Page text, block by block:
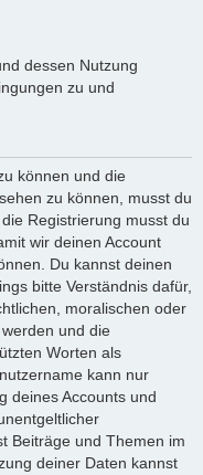
dessen Nutzung
zu und
können und die
zu können, musst du
Registrierung musst du
wir deinen Account
Du kannst deinen
bitte Verständnis dafür,
moralischen oder
und die
Worten als
kann nur
deines Accounts und
Beiträge und Themen im
deiner Daten kannst